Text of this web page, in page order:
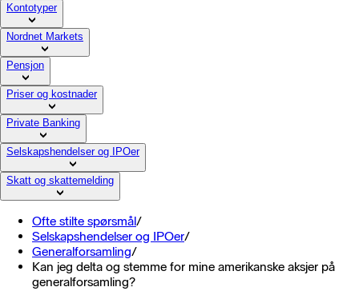
Kontotyper
Nordnet Markets
Pensjon
Priser og kostnader
Private Banking
Selskapshendelser og IPOer
Skatt og skattemelding
Ofte stilte spørsmål/
Selskapshendelser og IPOer/
Generalforsamling/
Kan jeg delta og stemme for mine amerikanske aksjer på
generalforsamling?